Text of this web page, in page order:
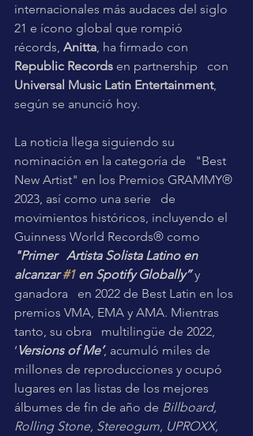
internacionales más audaces del siglo
21 e ícono global que rompió
récords, Anitta , ha firmado con
Republic Records en partnership   con
Universal Music Latin Entertainment,
según se anunció hoy.
La noticia llega siguiendo su
nominación en la categoría de   "Best
New Artist" en los Premios GRAMMY®
2023, así como una serie   de
movimientos históricos, incluyendo el
Guinness World Records® como
"Primer   Artista Solista Latino en
alcanzar #1 en Spotify Globally” y
ganadora   en 2022 de Best Latin en los
premios VMA, EMA y AMA. Mientras
tanto, su obra   multilingüe de 2022,
‘Versions of Me’, acumuló miles de
millones de reproducciones y ocupó
lugares en las listas de los mejores
álbumes de fin de año de Billboard,
Rolling Stone, Stereogum, UPROXX,